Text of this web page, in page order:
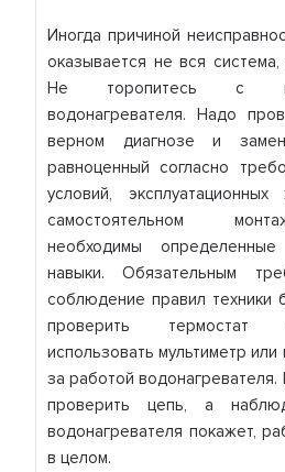
Иногда причиной
оказывается не вся
Не торопитесь с
водонагревателя. Надо
верном диагнозе и
равноценный согласно
условий, эксплуатационных
самостоятельном
необходимы определенные
навыки. Обязательным
соблюдение правил техники
проверить термостат
использовать мультиметр
за работой
проверить цепь, а
водонагревателя покажет,
в целом.